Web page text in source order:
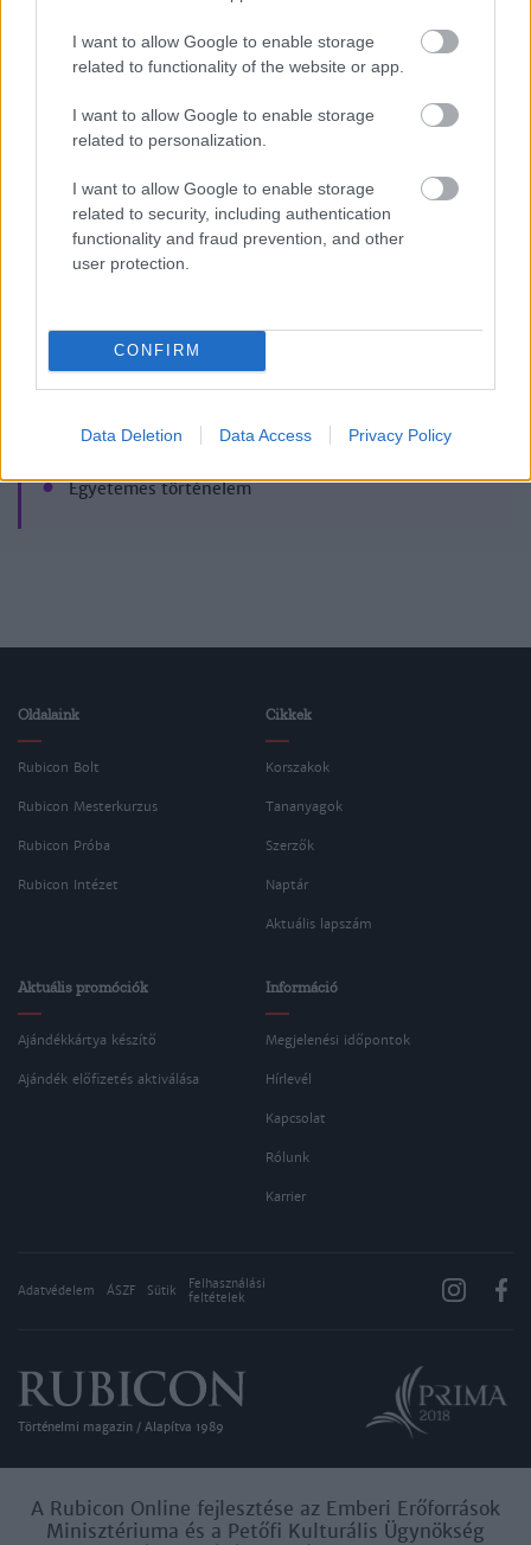
I want to allow Google to enable storage
related to functionality of the website or app.
I want to allow Google to enable storage
related to personalization.
I want to allow Google to enable storage
related to security, including authentication
functionality and fraud prevention, and other
user protection.
CONFIRM
Data Deletion Data Access Privacy Policy
Lapszám
Egyetemes történelem
Oldalaink
Rubicon Bolt
Rubicon Mesterkurzus
Rubicon Próba
Rubicon Intézet
Cikkek
Korszakok
Tananyagok
Szerzők
Naptár
Aktuális lapszám
Aktuális promóciók
Ajándékkártya készítő
Ajándék előfizetés aktiválása
Információ
Megjelenési időpontok
Hírlevél
Kapcsolat
Rólunk
Karrier
Adatvédelem ÁSZF Sütik
Felhasználási
feltételek
Történelmi magazin / Alapítva 1989
A Rubicon Online fejlesztése az Emberi Erőforrások
Minisztériuma és a Petőfi Kulturális Ügynökség